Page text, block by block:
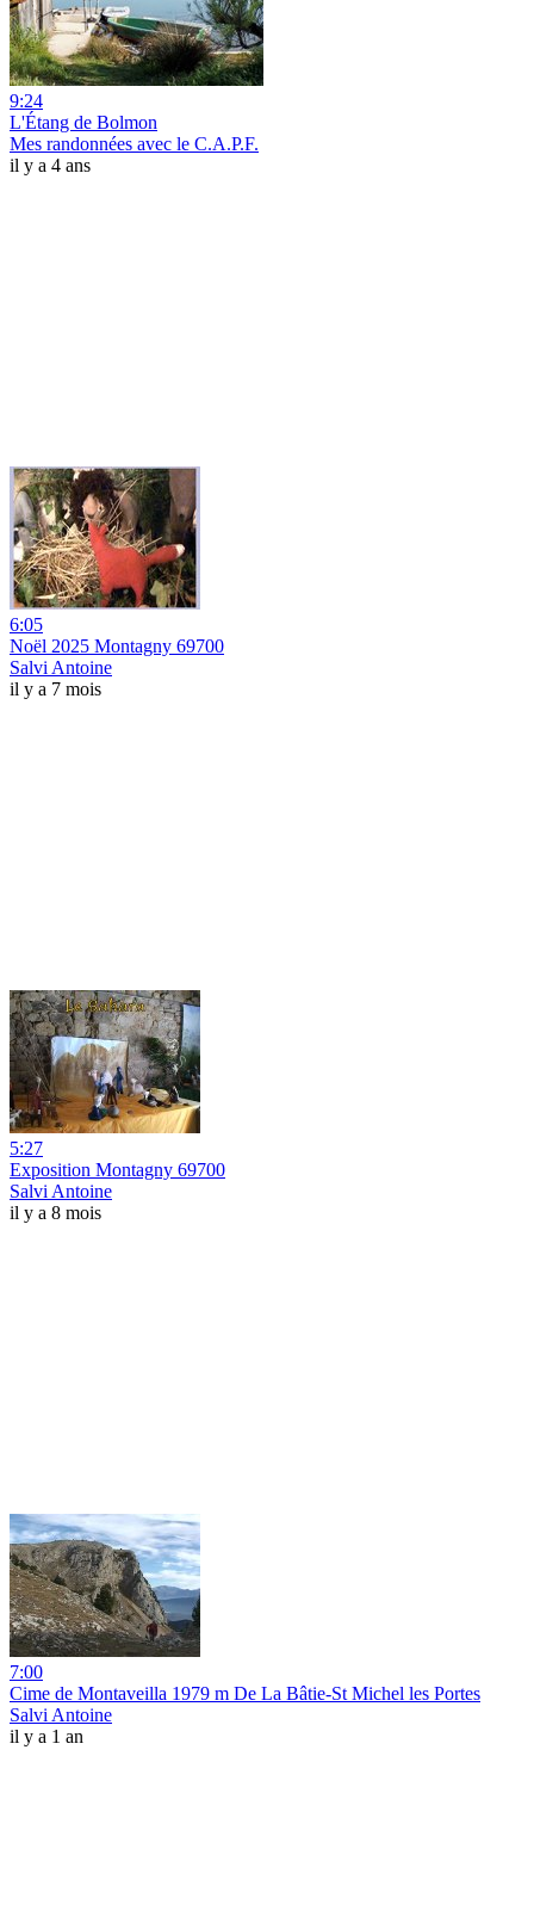
9:24
L'Étang de Bolmon
Mes randonnées avec le C.A.P.F.
il y a 4 ans
6:05
Noël 2025 Montagny 69700
Salvi Antoine
il y a 7 mois
5:27
Exposition Montagny 69700
Salvi Antoine
il y a 8 mois
7:00
Cime de Montaveilla 1979 m De La Bâtie-St Michel les Portes
Salvi Antoine
il y a 1 an